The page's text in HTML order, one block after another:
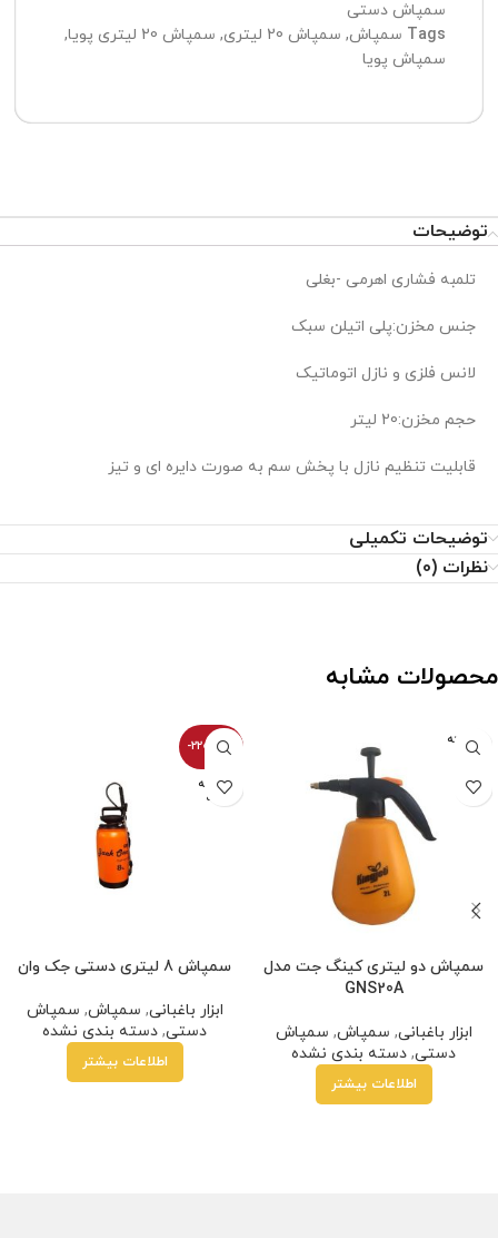
سمپاش دستی
Tags سمپاش, سمپاش 20 لیتری , سمپاش 20 لیتری پویا
,
سمپاش پویا
توضیحات
تلمبه فشاری اهرمی -بغلی
جنس مخزن:پلی اتیلن سبک
لانس فلزی و نازل اتوماتیک
حجم مخزن:20 لیتر
قابلیت تنظیم نازل با پخش سم به صورت دایره ای و تیز
توضیحات تکمیلی
نظرات (0)
محصولات مشابه
فروخته
شده
سمپاش دو لیتری کینگ جت مدل
GNS20A
ابزار باغبانی, سمپاش, سمپاش
دستی, دسته بندی نشده
اطلاعات بیشتر
-2200100%
فروخته
شده
سمپاش 8 لیتری دستی جک وان
ابزار باغبانی, سمپاش, سمپاش
دستی, دسته بندی نشده
اطلاعات بیشتر
تیم پشتیبانی عصر ابزار آماده ی پاسخ به سوالات شما